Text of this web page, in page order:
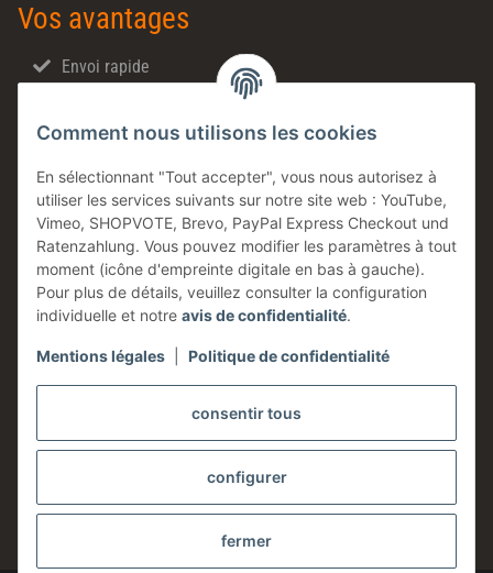
consentir tous
configurer
fermer
Comment nous utilisons les cookies
En sélectionnant "Tout accepter", vous nous autorisez à
utiliser les services suivants sur notre site web : YouTube,
Vimeo, SHOPVOTE, Brevo, PayPal Express Checkout und
Ratenzahlung. Vous pouvez modifier les paramètres à tout
moment (icône d'empreinte digitale en bas à gauche).
Pour plus de détails, veuillez consulter la configuration
individuelle et notre avis de confidentialité.
Mentions légales Politique de confidentialité
Vos avantages
Envoi rapide
Made in Germany
Produits en stock
Entreprise familiale
Conseils technique
Information
Légales
* Tous les prix sont indiqués hors taxes,